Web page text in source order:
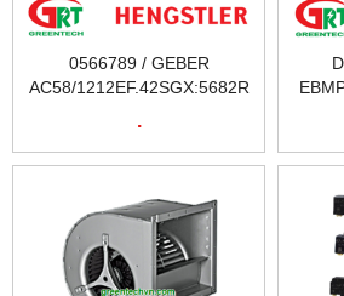
0566789 / GEBER
AC58/1212EF.42SGX:5682R
AC58/1212EF.42SGX:5682R
VIỆT NAM
.